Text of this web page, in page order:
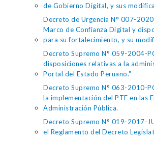
de Gobierno Digital, y sus
Decreto de Urgencia N° 007-
Marco de Confianza Digital y
para su fortalecimiento, y su
Decreto Supremo N° 059-2004-
disposiciones relativas a la
Portal del Estado Peruano."
Decreto Supremo N° 063-2010-
la implementación del PTE en las
Administración Pública.
Decreto Supremo N° 019-2017-
el Reglamento del Decreto